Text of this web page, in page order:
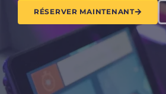
RÉSERVER MAINTENANT